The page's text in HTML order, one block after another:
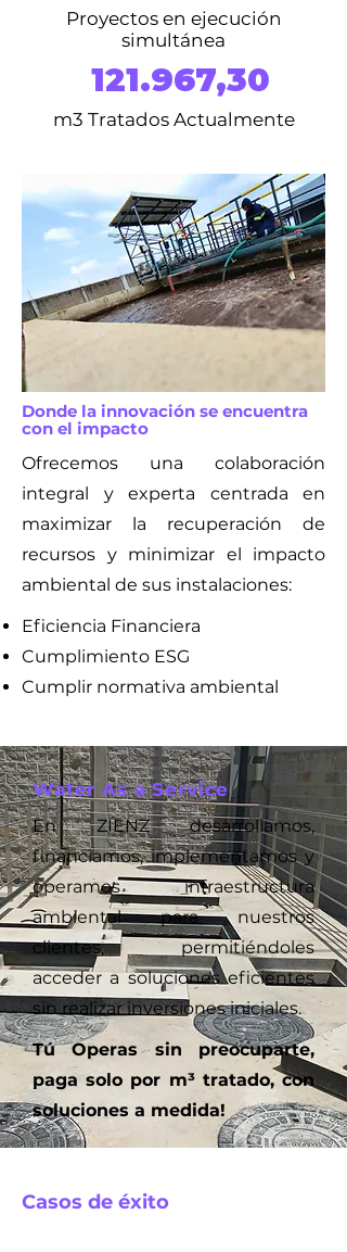
Proyectos en ejecución
simultánea
121.967,30
m3 Tratados Actualmente
Donde la innovación se encuentra
con el impacto
Ofrecemos una colaboración
integral y experta centrada en
maximizar la recuperación de
recursos y minimizar el impacto
ambiental de sus instalaciones:
Eficiencia Financiera
Cumplimiento ESG
Cumplir normativa ambiental
Water As a Service
En ZIENZ desarrollamos,
financiamos, implementamos y
operamos infraestructura
ambiental para nuestros
clientes, permitiéndoles
acceder a soluciones eficientes
sin realizar inversiones iniciales.
Tú Operas sin preocuparte,
paga solo por m³ tratado, con
soluciones a medida!
Casos de éxito